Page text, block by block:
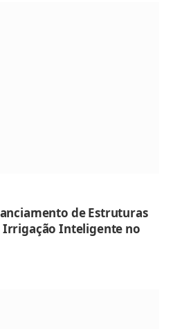
de Estruturas
Irrigação Inteligente no